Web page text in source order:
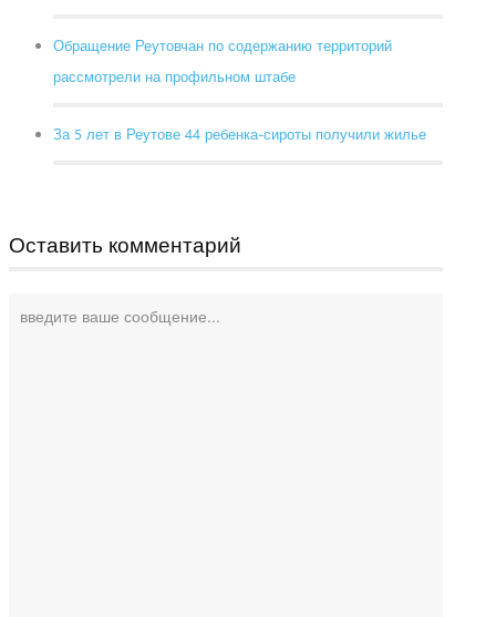
Обращение Реутовчан по содержанию территорий
рассмотрели на профильном штабе
За 5 лет в Реутове 44 ребенка-сироты получили жилье
Оставить комментарий